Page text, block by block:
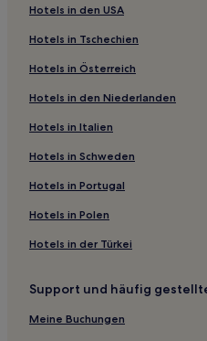
B&B in Lombardei
Hotels mit inbegriffenem
Hotels mit Pool in Lombardei
Hotels mit Küchenzeile in
Ski in Lombardei
Luxus in Lombardei
Hotels mit Parkplatz in
Hotels mit Thermalbad in
Hotels mit Wellnessbereich in
Business in Lombardei
Familien in Lombardei
Hotels in den USA
Hotels in Tschechien
Hotels in Österreich
Hotels in den Niederlanden
Hotels in Italien
Hotels in Schweden
Hotels in Portugal
Hotels in Polen
Hotels in der Türkei
Support und häufig
Meine Buchungen